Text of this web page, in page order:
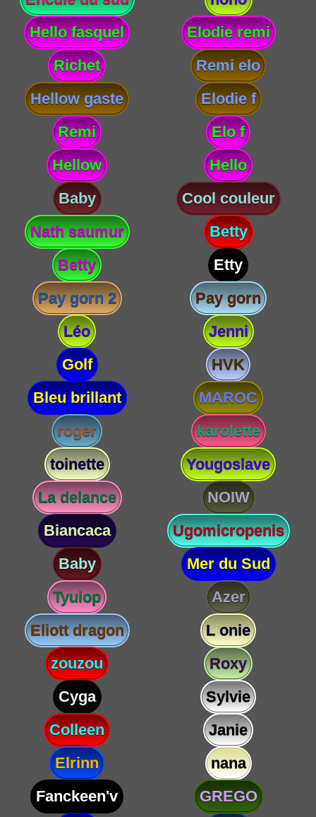
Hello fasquel
Elodie remi
Richet
Remi elo
Hellow gaste
Elodie f
Remi
Elo f
Hellow
Hello
Baby
Cool couleur
Nath saumur
Betty
Betty
Etty
Pay gorn 2
Pay gorn
Léo
Jenni
Golf
HVK
Bleu brillant
MAROC
roger
karolette
toinette
Yougoslave
La delance
NOIW
Biancaca
Ugomicropenis
Baby
Mer du Sud
Tyuiop
Azer
Eliott dragon
L onie
zouzou
Roxy
Cyga
Sylvie
Colleen
Janie
Elrinn
nana
Fanckeen'v
GREGO